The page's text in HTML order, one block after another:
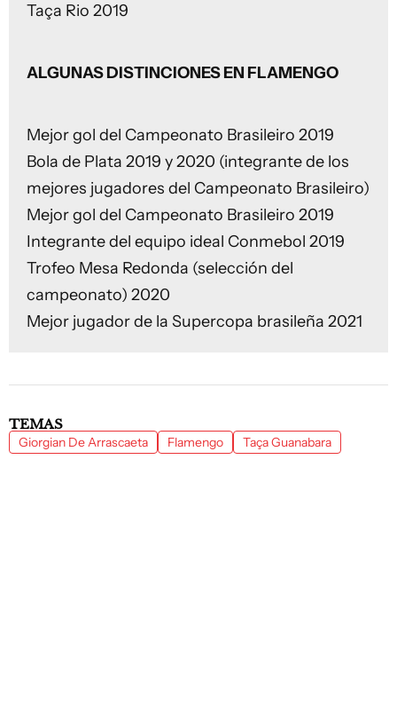
Taça Rio 2019
ALGUNAS DISTINCIONES EN FLAMENGO
Mejor gol del Campeonato Brasileiro 2019
Bola de Plata 2019 y 2020 (integrante de los
mejores jugadores del Campeonato Brasileiro)
Mejor gol del Campeonato Brasileiro 2019
Integrante del equipo ideal Conmebol 2019
Trofeo Mesa Redonda (selección del
campeonato) 2020
Mejor jugador de la Supercopa brasileña 2021
TEMAS
Giorgian De Arrascaeta Flamengo Taça Guanabara